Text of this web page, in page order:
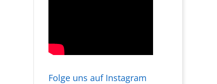
Folge uns auf Instagram